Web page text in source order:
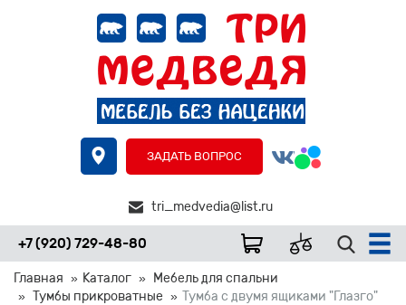
ЗАДАТЬ ВОПРОС
tri_medvedia@list.ru
+7 (920) 729-48-80
Главная Каталог
Мебель для спальни
Тумбы прикроватные
Тумба с двумя ящиками "Глазго"